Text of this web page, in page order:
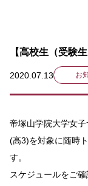
【高校生（受験
2020.07.13 お
帝塚山学院大学女
(高3)を対象に随時
す。
スケジュールをご